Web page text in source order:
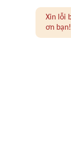
Xin lỗi
ơn bạn!